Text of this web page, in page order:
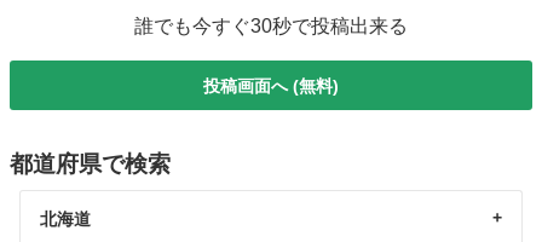
誰でも今すぐ30秒で投稿出来る
投稿画面へ (無料)
都道府県で検索
北海道